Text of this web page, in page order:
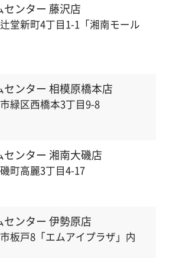
ンター 藤沢店
堂新町4丁目1-1「湘南モール
ンター 相模原橋本店
緑区西橋本3丁目9-8
ンター 湘南大磯店
町高麗3丁目4-17
ンター 伊勢原店
板戸8「エムアイプラザ」内